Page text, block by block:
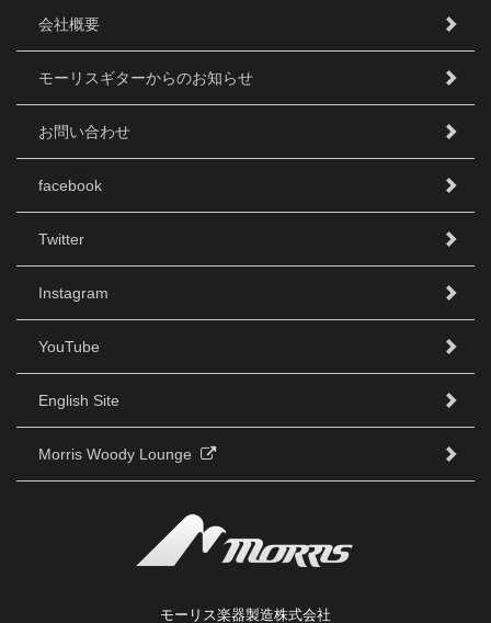
会社概要
モーリスギターからのお知らせ
お問い合わせ
facebook
Twitter
Instagram
YouTube
English Site
Morris Woody Lounge
モーリス楽器製造株式会社